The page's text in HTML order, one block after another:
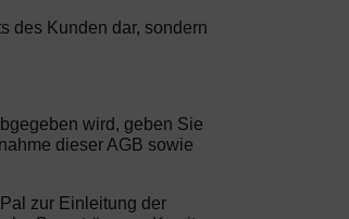
des Kunden dar, sondern
wird, geben Sie
dieser AGB sowie
zur Einleitung der